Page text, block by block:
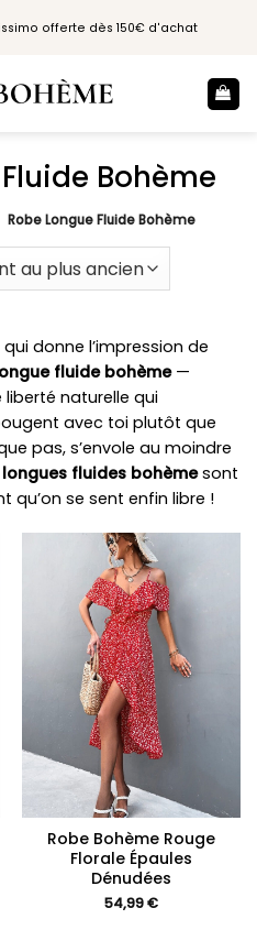
offerte dès 150€ d'achat
Bohème
Robe Longue Fluide Bohème
donne l’impression de
fluide bohème—
naturelle qui
avec toi plutôt que
pas, s’envole au moindre
fluides bohèmesont
qu’on se sent enfin libre !
Robe Bohème Rouge
Florale Épaules
Dénudées
54,99€